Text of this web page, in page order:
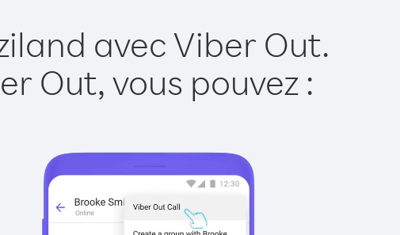
avec Viber Out.
Out, vous pouvez :